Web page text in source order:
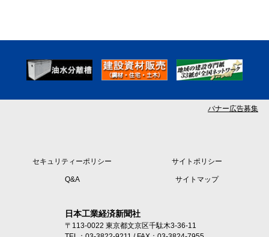
バナー広告募集
セキュリティーポリシー サイトポリシー
Q&A サイトマップ
日本工業経済新聞社
〒113-0022 東京都文京区千駄木3-36-11